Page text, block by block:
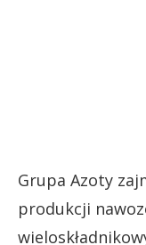
Grupa Azoty
produkcji